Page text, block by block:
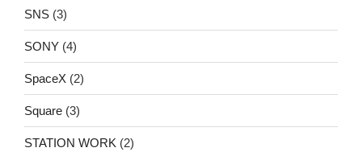
SNS (3)
SONY (4)
SpaceX (2)
Square (3)
STATION WORK (2)